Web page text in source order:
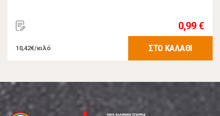
0,99 €
10,42€/κιλό ΣΤΟ ΚΑΛΑΘΙ